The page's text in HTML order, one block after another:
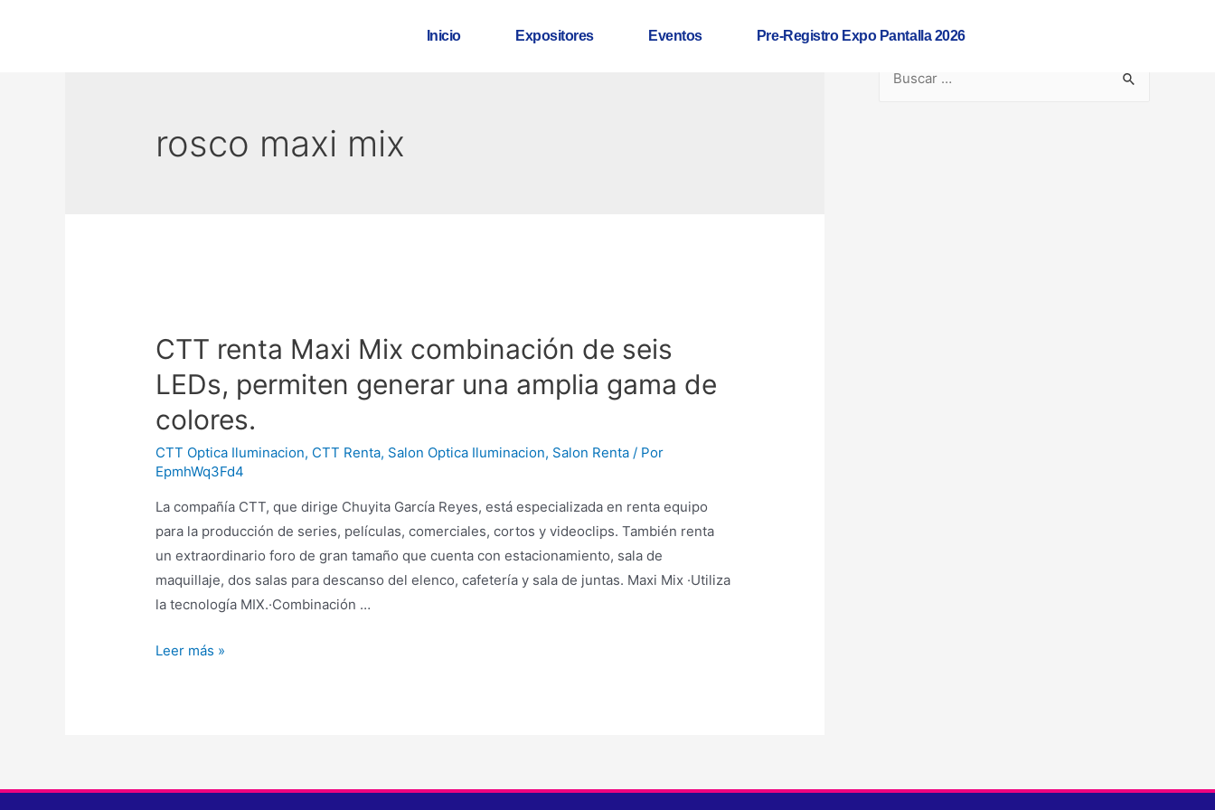
Inicio Expositores Eventos Pre-Registro Expo Pantalla 2026
rosco maxi mix
CTT renta Maxi Mix combinación de seis
LEDs, permiten generar una amplia gama de
colores.
CTT Optica Iluminacion, CTT Renta, Salon Optica Iluminacion, Salon Renta / Por
EpmhWq3Fd4
La compañía CTT, que dirige Chuyita García Reyes, está especializada en renta equipo
para la producción de series, películas, comerciales, cortos y videoclips. También renta
un extraordinario foro de gran tamaño que cuenta con estacionamiento, sala de
maquillaje, dos salas para descanso del elenco, cafetería y sala de juntas. Maxi Mix ·Utiliza
la tecnología MIX.·Combinación …
Leer más »